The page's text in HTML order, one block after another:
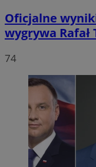
Oficjalne
wygrywa Rafał
74